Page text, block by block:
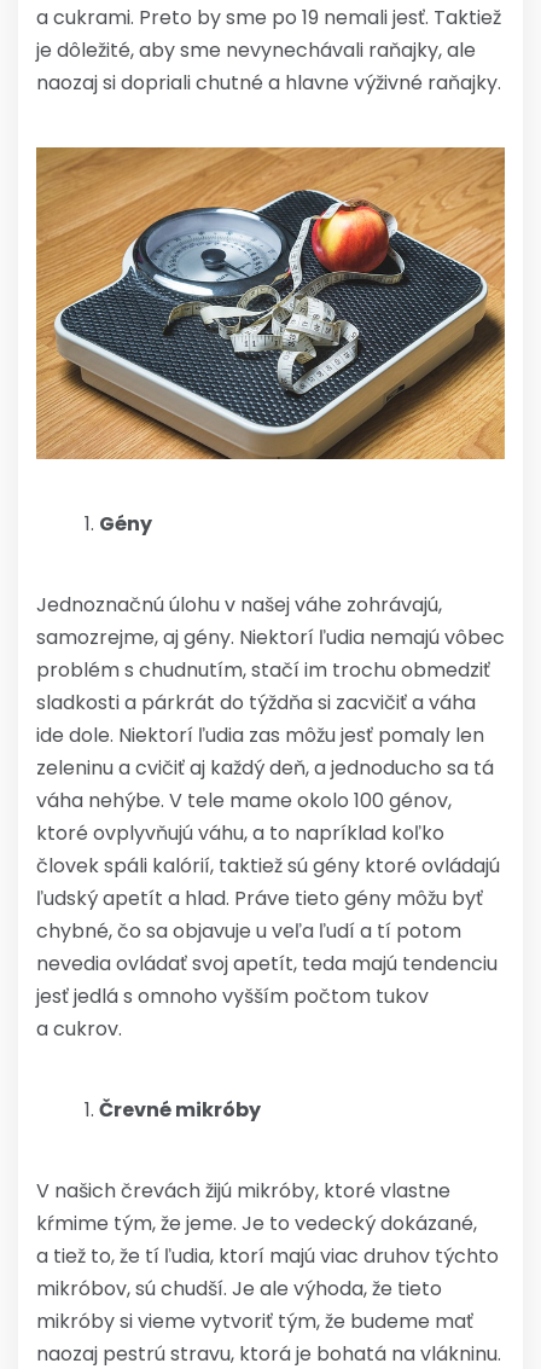
a cukrami. Preto by sme po 19 nemali jesť. Taktiež
je dôležité, aby sme nevynechávali raňajky, ale
naozaj si dopriali chutné a hlavne výživné raňajky.
Gény
Jednoznačnú úlohu v našej váhe zohrávajú,
samozrejme, aj gény. Niektorí ľudia nemajú vôbec
problém s chudnutím, stačí im trochu obmedziť
sladkosti a párkrát do týždňa si zacvičiť a váha
ide dole. Niektorí ľudia zas môžu jesť pomaly len
zeleninu a cvičiť aj každý deň, a jednoducho sa tá
váha nehýbe. V tele mame okolo 100 génov,
ktoré ovplyvňujú váhu, a to napríklad koľko
človek spáli kalórií, taktiež sú gény ktoré ovládajú
ľudský apetít a hlad. Práve tieto gény môžu byť
chybné, čo sa objavuje u veľa ľudí a tí potom
nevedia ovládať svoj apetít, teda majú tendenciu
jesť jedlá s omnoho vyšším počtom tukov
a cukrov.
Črevné mikróby
V našich črevách žijú mikróby, ktoré vlastne
kŕmime tým, že jeme. Je to vedecký dokázané,
a tiež to, že tí ľudia, ktorí majú viac druhov týchto
mikróbov, sú chudší. Je ale výhoda, že tieto
mikróby si vieme vytvoriť tým, že budeme mať
naozaj pestrú stravu, ktorá je bohatá na vlákninu.